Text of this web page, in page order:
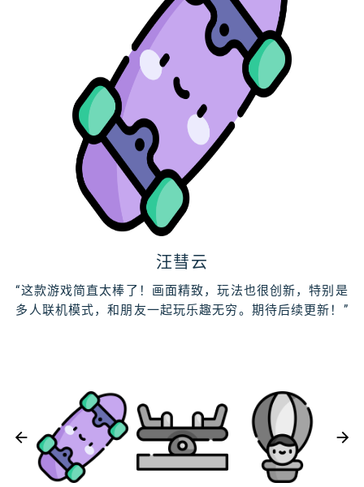
于希月
“虽然游戏的整体表现不错，但还是有一些地方可以改进。
比如说，加载速度有时候比较慢，战斗系统的手感也可以
汪彗云
“这款游戏简直太棒了！画面精致，玩法也很创新，特别是
多人联机模式，和朋友一起玩乐趣无穷。期待后续更新！”
公凡梦
除了主线任务之外，还有很多副本、挑战和隐藏任务等着
玩家去探索。每次进入游戏都能发现新惊喜，非常值得反
松云澈
玩了几天，整体体验非常棒。虽然一开始可能有些不太适
应，但是随着进度的推进，越来越有趣了，特别是角色成